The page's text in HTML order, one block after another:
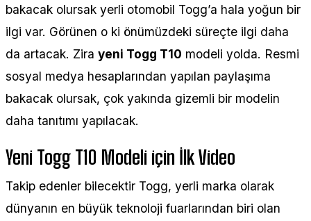
bakacak olursak yerli otomobil Togg’a hala yoğun bir
ilgi var. Görünen o ki önümüzdeki süreçte ilgi daha
da artacak. Zira yeni Togg T10 modeli yolda. Resmi
sosyal medya hesaplarından yapılan paylaşıma
bakacak olursak, çok yakında gizemli bir modelin
daha tanıtımı yapılacak.
Yeni Togg T10 Modeli için İlk Video
Takip edenler bilecektir Togg, yerli marka olarak
dünyanın en büyük teknoloji fuarlarından biri olan